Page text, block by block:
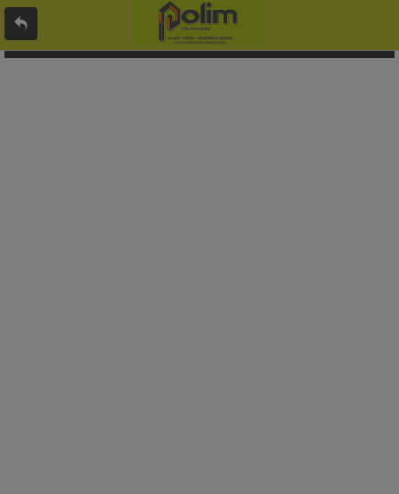
L'offre 9173987 n'existe pas ou n'est plus en ligne